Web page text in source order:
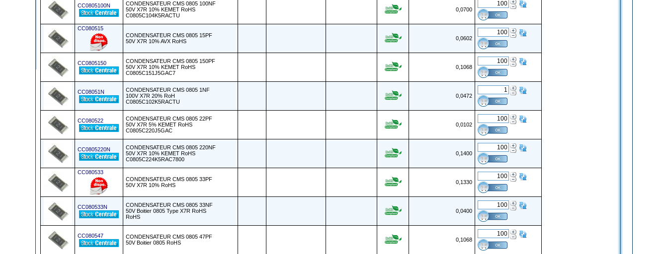
CC0805100N
CONDENSATEUR CMS 0805 100NF
50V X7R 10% KEMET RoHS
C0805C104K5RACTU
0,0700
CC080515
CONDENSATEUR CMS 0805 15PF
50V X7R 10% AVX RoHS
0,0602
CC0805150
CONDENSATEUR CMS 0805 150PF
50V X7R 10% KEMET RoHS
C0805C151J5GAC7
0,1068
CC08051N
CONDENSATEUR CMS 0805 1NF
100V X7R 20% RoH
C0805C102K5RACTU
0,0472
CC080522
CONDENSATEUR CMS 0805 22PF
50V X7R 5% KEMET RoHS
C0805C220J5GAC
0,0102
CC0805220N
CONDENSATEUR CMS 0805 220NF
50V X7R 10% KEMET RoHS
C0805C224K5RAC7800
0,1400
CC080533
CONDENSATEUR CMS 0805 33PF
50V X7R 10% RoHS
0,1330
CC080533N
CONDENSATEUR CMS 0805 33NF
50V Boitier 0805 Type X7R RoHS
RoHS
0,0400
CC080547
CONDENSATEUR CMS 0805 47PF
50V Boitier 0805 RoHS
0,1068